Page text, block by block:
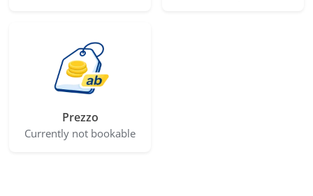
Prezzo
Currently not bookable